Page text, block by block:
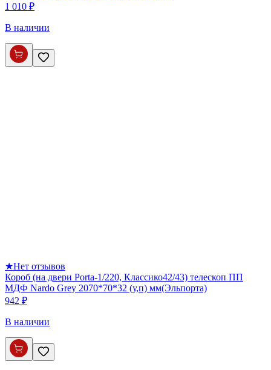
1 010 ₽
В наличии
★Нет отзывов
Короб (на двери Porta-1/220, Классико42/43) телескоп ПП
МДФ Nardo Grey 2070*70*32 (у,п) мм(Эльпорта)
942 ₽
В наличии